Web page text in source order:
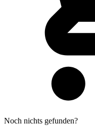
Noch nichts gefunden?